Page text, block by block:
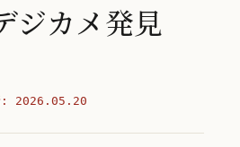
ジカメ発見
: 2026.05.20